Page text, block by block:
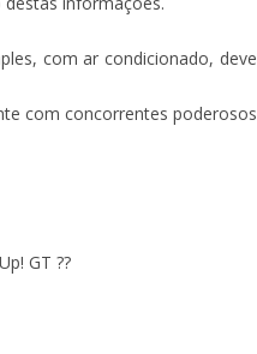
com ar condicionado,
com concorrentes
GT ??